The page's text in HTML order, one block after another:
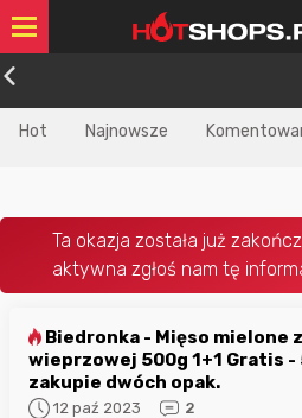
Hot Najnowsze
wieprzowej 500g 1+1 Gratis -
zakupie dwóch opak.
12 paź 2023 2